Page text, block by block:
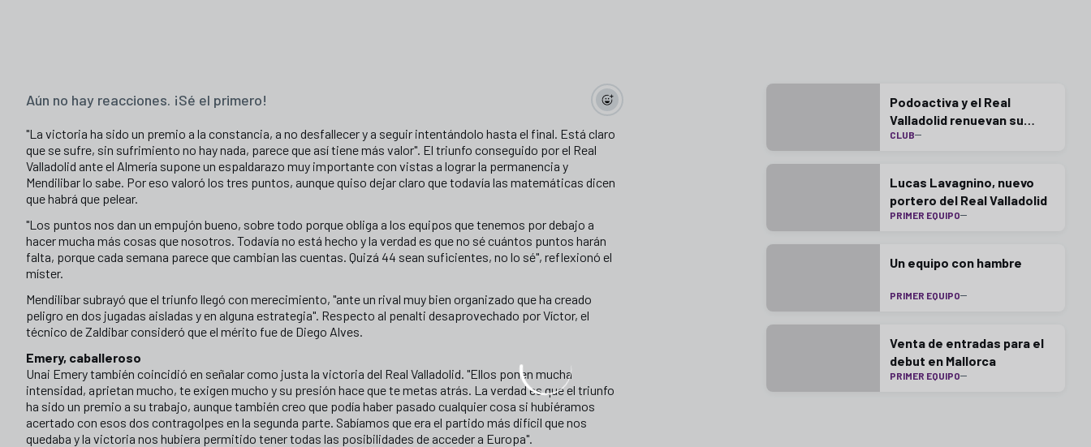
Aún no hay reacciones. ¡Sé el primero!
"La victoria ha sido un premio a la constancia, a no desfallecer y a seguir intentándolo hasta el final. Está claro
que se sufre, sin sufrimiento no hay nada, parece que así tiene más valor". El triunfo conseguido por el Real
Valladolid ante el Almería supone un espaldarazo muy importante con vistas a lograr la permanencia y
Mendilibar lo sabe. Por eso valoró los tres puntos, aunque quiso dejar claro que todavía las matemáticas dicen
que habrá que pelear.
"Los puntos nos dan un empujón bueno, sobre todo porque obliga a los equipos que tenemos por debajo a
hacer mucha más cosas que nosotros. Todavía no está hecho y la verdad es que no sé cuántos puntos harán
falta, porque cada semana parece que cambian las cuentas. Quizá 44 sean suficientes, no lo sé", reflexionó el
míster.
Mendilibar subrayó que el triunfo llegó con merecimiento, "ante un rival muy bien organizado que ha creado
peligro en dos jugadas aisladas y en alguna estrategia". Respecto al penalti desaprovechado por Víctor, el
técnico de Zaldibar consideró que el mérito fue de Diego Alves.
Emery, caballeroso
Unai Emery también coincidió en señalar como justa la victoria del Real Valladolid. "Ellos ponen mucha
intensidad, aprietan mucho, te exigen mucho y su presión hace que te metas atrás. La verdad es que el triunfo
ha sido un premio a su trabajo, aunque también creo que podía haber pasado cualquier cosa si hubiéramos
acertado con esos dos contragolpes en la segunda parte. Sabíamos que era el partido más difícil que nos
quedaba y la victoria nos hubiera permitido tener todas las posibilidades de acceder a Europa".
Podoactiva y el Real
Valladolid renuevan su
alianza una temporada más
CLUB
Lucas Lavagnino, nuevo
portero del Real Valladolid
PRIMER EQUIPO
Un equipo con hambre
PRIMER EQUIPO
Venta de entradas para el
debut en Mallorca
PRIMER EQUIPO